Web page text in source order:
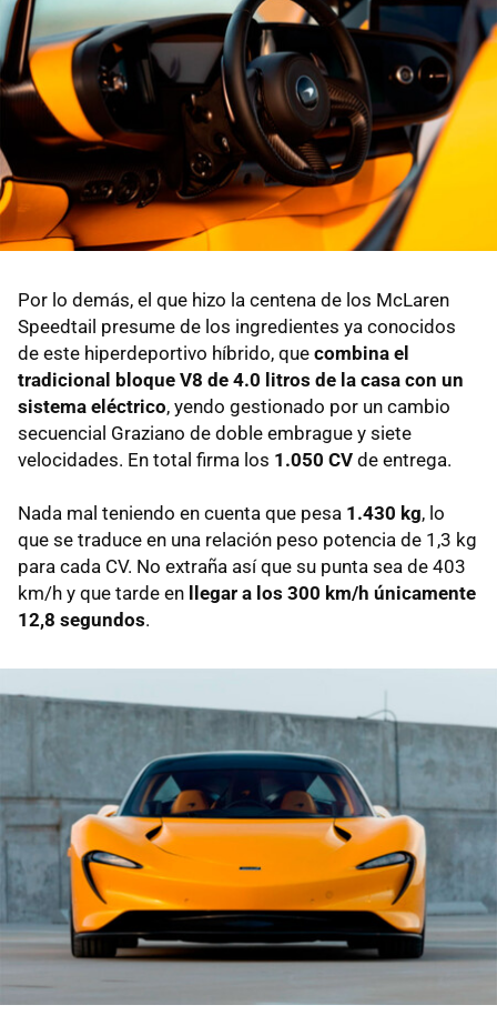
Por lo demás, el que hizo la centena de los McLaren
Speedtail presume de los ingredientes ya conocidos
de este hiperdeportivo híbrido, que combina el
tradicional bloque V8 de 4.0 litros de la casa con un
sistema eléctrico, yendo gestionado por un cambio
secuencial Graziano de doble embrague y siete
velocidades. En total firma los 1.050 CV de entrega.
Nada mal teniendo en cuenta que pesa 1.430 kg, lo
que se traduce en una relación peso potencia de 1,3 kg
para cada CV. No extraña así que su punta sea de 403
km/h y que tarde en llegar a los 300 km/h únicamente
12,8 segundos.